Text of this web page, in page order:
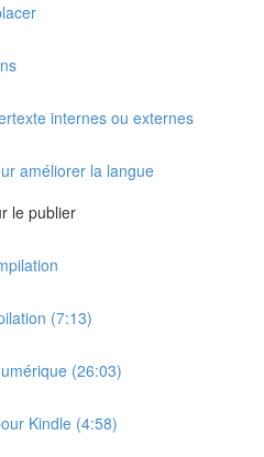
internes ou externes
améliorer la langue
le publier
(7:13)
(26:03)
Kindle (4:58)